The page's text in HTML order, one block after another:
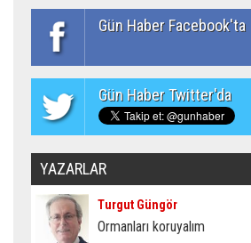
Gün Haber Facebook'ta
Gün Haber Twitter'da
YAZARLAR
Turgut Güngör
Ormanları koruyalım